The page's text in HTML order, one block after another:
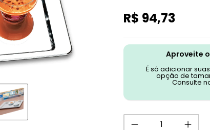
R$ 94,73
Aproveite
É só adicionar
opção de
Consulte